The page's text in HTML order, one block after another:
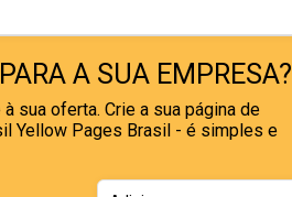
A SUA EMPRESA?
sua oferta. Crie a sua página de
Yellow Pages Brasil - é simples e